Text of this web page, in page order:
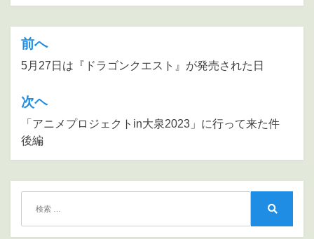
投
稿
ビ
ゲ
ー
ョ
ン
前へ
5月27日は『ドラゴンクエスト』が発売された日
次ヘ
「アニメプロジェクトin大泉2023」に行って来た件
後編